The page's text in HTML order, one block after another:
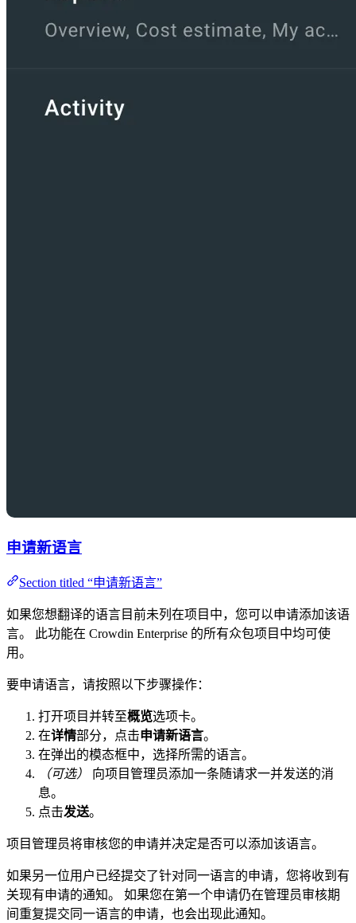
申请新语言
Section titled “申请新语言”
如果您想翻译的语言目前未列在项目中，您可以申请添加该语
言。 此功能在 Crowdin Enterprise 的所有众包项目中均可使
用。
要申请语言，请按照以下步骤操作：
打开项目并转至概览选项卡。
在详情部分，点击申请新语言。
在弹出的模态框中，选择所需的语言。
（可选）
向项目管理员添加一条随请求一并发送的消
息。
点击发送。
项目管理员将审核您的申请并决定是否可以添加该语言。
如果另一位用户已经提交了针对同一语言的申请，您将收到有
关现有申请的通知。 如果您在第一个申请仍在管理员审核期
间重复提交同一语言的申请，也会出现此通知。